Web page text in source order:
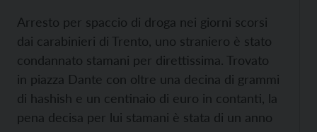
Arresto per spaccio di droga nei giorni scorsi
dai carabinieri di Trento, uno straniero è stato
condannato stamani per direttissima. Trovato
in piazza Dante con oltre una decina di grammi
di hashish e un centinaio di euro in contanti, la
pena decisa per lui stamani è stata di un anno